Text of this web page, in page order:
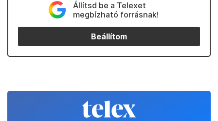
Állítsd be a Telexet
megbízható forrásnak!
Beállítom